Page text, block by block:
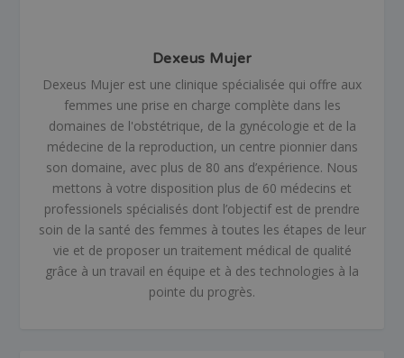
Dexeus Mujer
Dexeus Mujer est une clinique spécialisée qui offre aux
femmes une prise en charge complète dans les
domaines de l'obstétrique, de la gynécologie et de la
médecine de la reproduction, un centre pionnier dans
son domaine, avec plus de 80 ans d’expérience. Nous
mettons à votre disposition plus de 60 médecins et
professionels spécialisés dont l’objectif est de prendre
soin de la santé des femmes à toutes les étapes de leur
vie et de proposer un traitement médical de qualité
grâce à un travail en équipe et à des technologies à la
pointe du progrès.